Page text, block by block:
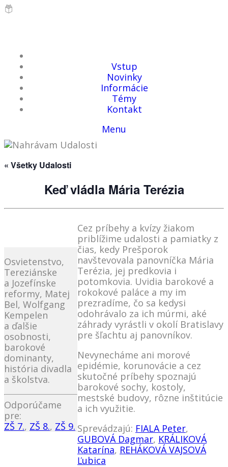
Vstup
Novinky
Informácie
Témy
Kontakt
Menu
« Všetky Udalosti
Keď vládla Mária Terézia
Osvietenstvo,
Tereziánske
a Jozefínske
reformy, Matej
Bel, Wolfgang
Kempelen
a ďalšie
osobnosti,
barokové
dominanty,
história divadla
a školstva.
Odporúčame
pre:
ZŠ 7., ZŠ 8., ZŠ 9.
Cez príbehy a kvízy žiakom
priblížime udalosti a pamiatky z
čias, kedy Prešporok
navštevovala panovníčka Mária
Terézia, jej predkovia i
potomkovia. Uvidia barokové a
rokokové paláce a my im
prezradíme, čo sa kedysi
odohrávalo za ich múrmi, aké
záhrady vyrástli v okolí Bratislavy
pre šľachtu aj panovníkov.
Nevynecháme ani morové
epidémie, korunovácie a cez
skutočné príbehy spoznajú
barokové sochy, kostoly,
mestské budovy, rôzne inštitúcie
a ich využitie.
Sprevádzajú: FIALA Peter,
GUBOVÁ Dagmar, KRÁLIKOVÁ
Katarína, REHÁKOVÁ VAJSOVÁ
Ľubica